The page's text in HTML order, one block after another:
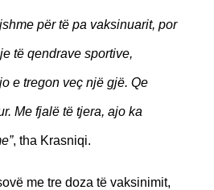
për të pa vaksinuarit, por
të qendrave sportive,
e tregon veç një gjë. Qe
Me fjalë të tjera, ajo ka
, tha Krasniqi.
me tre doza të vaksinimit,